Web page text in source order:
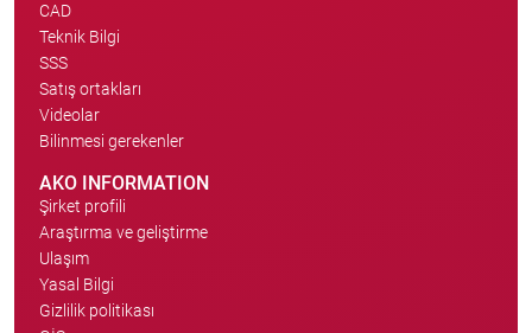
CAD
Teknik Bilgi
SSS
Satış ortakları
Videolar
Bilinmesi gerekenler
AKO INFORMATION
Şirket profili
Araştırma ve geliştirme
Ulaşım
Yasal Bilgi
Gizlilik politikası